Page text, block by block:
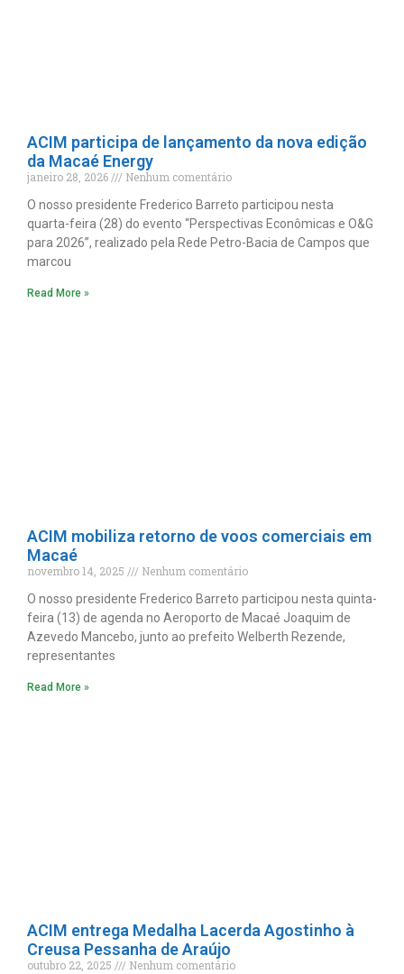
ACIM participa de lançamento da nova edição
da Macaé Energy
janeiro 28, 2026
Nenhum comentário
O nosso presidente Frederico Barreto participou nesta
quarta-feira (28) do evento “Perspectivas Econômicas e O&G
para 2026”, realizado pela Rede Petro-Bacia de Campos que
marcou
Read More »
ACIM mobiliza retorno de voos comerciais em
Macaé
novembro 14, 2025
Nenhum comentário
O nosso presidente Frederico Barreto participou nesta quinta-
feira (13) de agenda no Aeroporto de Macaé Joaquim de
Azevedo Mancebo, junto ao prefeito Welberth Rezende,
representantes
Read More »
ACIM entrega Medalha Lacerda Agostinho à
Creusa Pessanha de Araújo
outubro 22, 2025
Nenhum comentário